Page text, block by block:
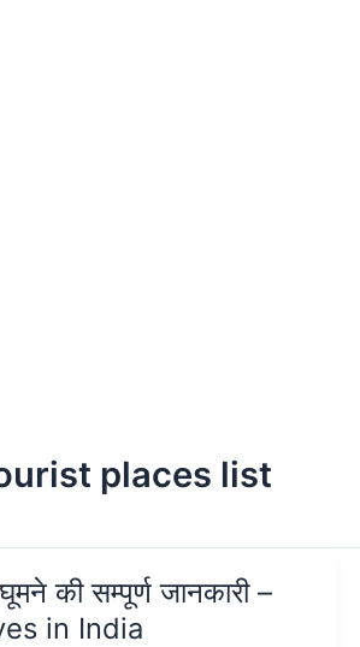
places list
की सम्पूर्ण जानकारी –
in India